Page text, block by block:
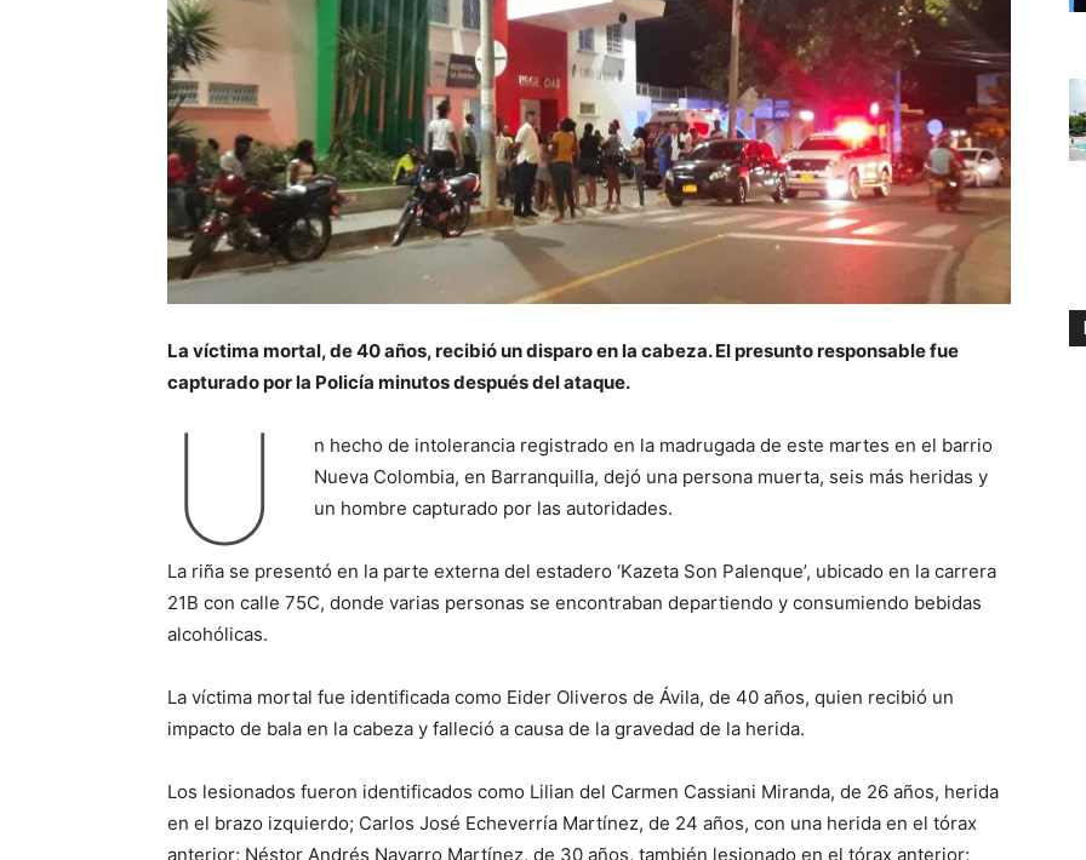
La víctima mortal, de 40 años, recibió un disparo en la cabeza. El presunto responsable fue
capturado por la Policía minutos después del ataque.
U
n hecho de intolerancia registrado en la madrugada de este martes en el barrio
Nueva Colombia, en Barranquilla, dejó una persona muerta, seis más heridas y
un hombre capturado por las autoridades.
La riña se presentó en la parte externa del estadero ‘Kazeta Son Palenque’, ubicado en la carrera
21B con calle 75C, donde varias personas se encontraban departiendo y consumiendo bebidas
alcohólicas.
La víctima mortal fue identificada como Eider Oliveros de Ávila, de 40 años, quien recibió un
impacto de bala en la cabeza y falleció a causa de la gravedad de la herida.
Los lesionados fueron identificados como Lilian del Carmen Cassiani Miranda, de 26 años, herida
en el brazo izquierdo; Carlos José Echeverría Martínez, de 24 años, con una herida en el tórax
anterior; Néstor Andrés Navarro Martínez, de 30 años, también lesionado en el tórax anterior;